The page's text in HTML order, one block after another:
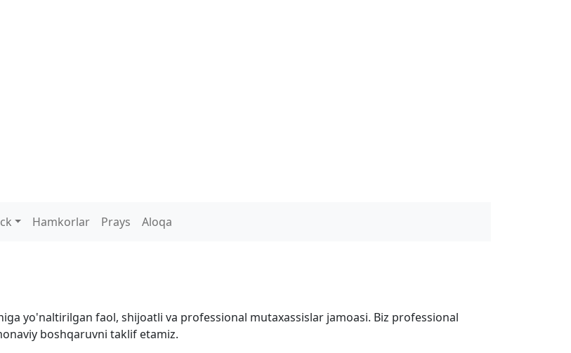
Hamkorlar Prays
Aloqa
yo'naltirilgan faol, shijoatli va professional mutaxassislar jamoasi. Biz professional
boshqaruvni taklif etamiz.